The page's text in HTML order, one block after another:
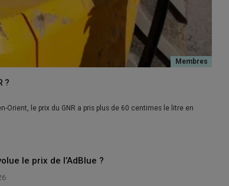
?
Orient, le prix du GNR a pris plus de 60 centimes le litre en
le prix de l’AdBlue ?